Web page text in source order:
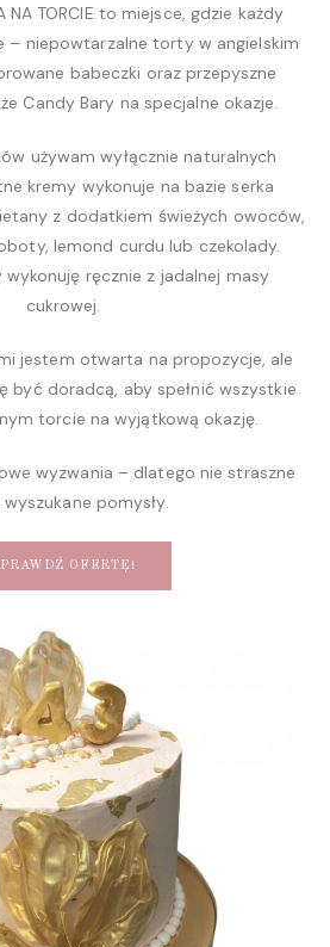
NA TORCIE to miejsce, gdzie każdy
– niepowtarzalne torty w angielskim
babeczki oraz przepyszne
Candy Bary na specjalne okazje.
używam wyłącznie naturalnych
kremy wykonuje na bazie serka
z dodatkiem świeżych owoców,
lemond curdu lub czekolady.
ręcznie z jadalnej masy
cukrowej.
jestem otwarta na propozycje, ale
być doradcą, aby spełnić wszystkie
torcie na wyjątkową okazję.
wyzwania – dlatego nie straszne
pomysły.
OFERTĘ!